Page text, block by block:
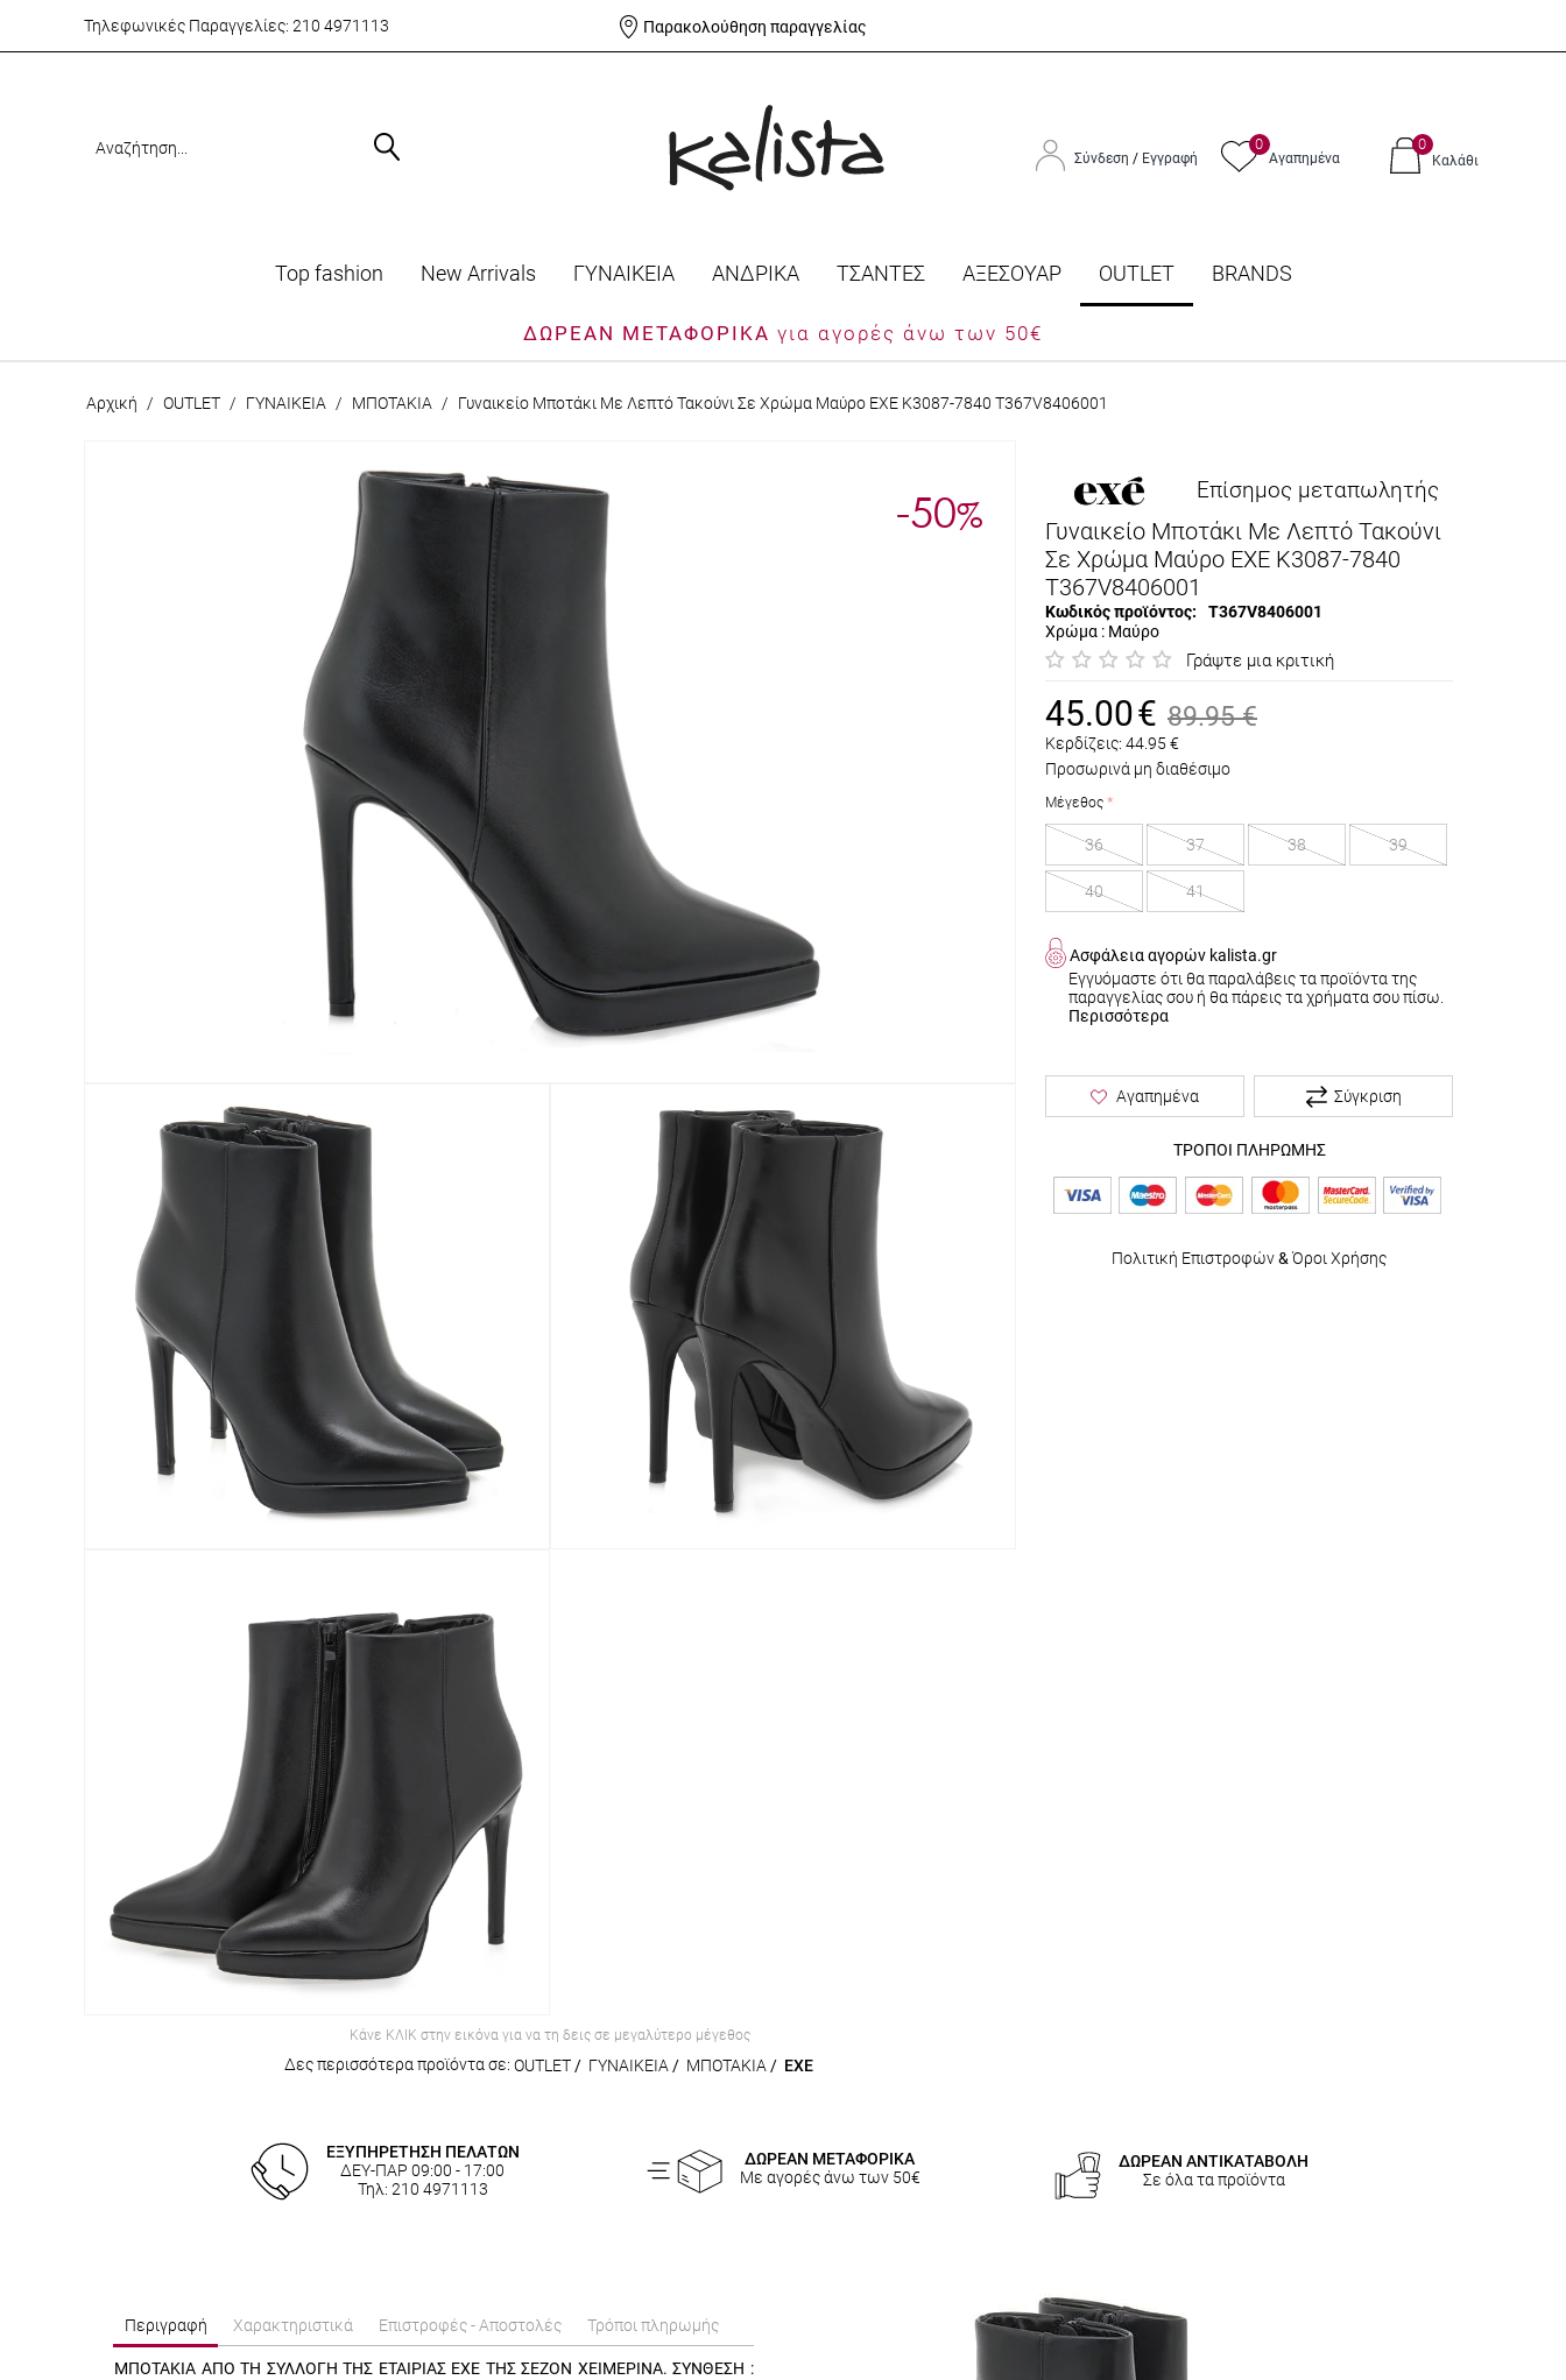
Τηλεφωνικές Παραγγελίες: 210 4971113 Παρακολούθηση παραγγελίας
Σύνδεση / Εγγραφή
0
Αγαπημένα
0
Καλάθι
Top fashion Νew Arrivals ΓΥΝΑΙΚΕΙΑ ΑΝΔΡΙΚΑ ΤΣΑΝΤΕΣ ΑΞΕΣΟΥΑΡ OUTLET BRANDS
ΔΩΡΕΑΝ ΜΕΤΑΦΟΡΙΚΑ για αγορές άνω των 50€
Αρχική / OUTLET / ΓΥΝΑΙΚΕΙΑ / ΜΠΟΤΑΚΙΑ / Γυναικείο Μποτάκι Με Λεπτό Τακούνι Σε Χρώμα Μαύρο EXE K3087-7840 T367V8406001
-50%
Κάνε ΚΛΙΚ στην εικόνα για να τη δεις σε μεγαλύτερο μέγεθος
Δες περισσότερα προϊόντα σε: OUTLET / ΓΥΝΑΙΚΕΙΑ / ΜΠΟΤΑΚΙΑ / EXE
Επίσημος μεταπωλητής
Γυναικείο Μποτάκι Με Λεπτό Τακούνι
Σε Χρώμα Μαύρο EXE K3087-7840
T367V8406001
Κωδικός προϊόντος:
T367V8406001
Χρώμα : Μαύρο
Γράψτε μια κριτική
45.00€ 89.95 €
Κερδίζεις: 44.95 €
Προσωρινά μη διαθέσιμο
Μέγεθος
36 37 38 39
40 41
Ασφάλεια αγορών kalista.gr
Εγγυόμαστε ότι θα παραλάβεις τα προϊόντα της
παραγγελίας σου ή θα πάρεις τα χρήματα σου πίσω.
Περισσότερα
Αγαπημένα Σύγκριση
ΤΡΟΠΟΙ ΠΛΗΡΩΜΗΣ
Πολιτική Επιστροφών& Όροι Χρήσης
ΕΞΥΠΗΡΕΤΗΣΗ ΠΕΛΑΤΩΝ
ΔΕΥ-ΠΑΡ 09:00 - 17:00
Τηλ: 210 4971113
ΔΩΡΕΑΝ ΜΕΤΑΦΟΡΙΚΑ
Με αγορές άνω των 50€
ΔΩΡΕΑΝ ΑΝΤΙΚΑΤΑΒΟΛΗ
Σε όλα τα προϊόντα
Περιγραφή Χαρακτηριστικά Επιστροφές - Αποστολές Τρόποι πληρωμής
ΜΠΟΤΑΚΙΑ ΑΠΟ ΤΗ ΣΥΛΛΟΓΗ ΤΗΣ ΕΤΑΙΡΙΑΣ EXE ΤΗΣ ΣΕΖΟΝ ΧΕΙΜΕΡΙΝΑ. ΣΥΝΘΕΣΗ :